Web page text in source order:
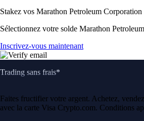
Stakez vos Marathon Petroleum Corporation
Sélectionnez votre solde Marathon
Inscrivez-vous maintenant
Trading sans frais*
Faites fructifier votre argent. Achetez,
avec la carte Visa Crypto.com. Conditions